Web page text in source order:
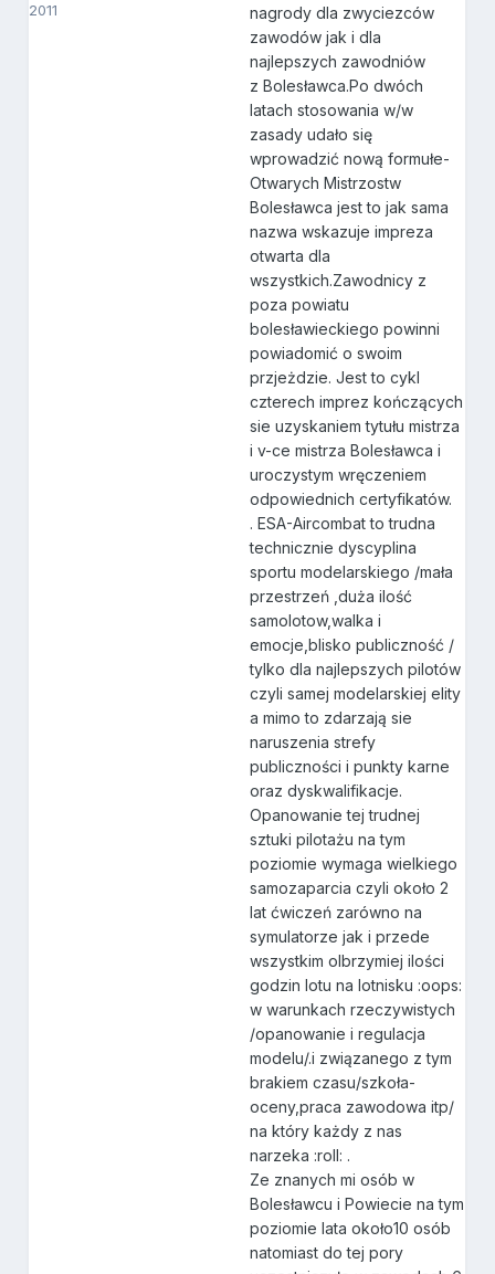
2011
nagrody dla zwyciezców
zawodów jak i dla
najlepszych zawodniów
z Bolesławca.Po dwóch
latach stosowania w/w
zasady udało się
wprowadzić nową formułe-
Otwarych Mistrzostw
Bolesławca jest to jak sama
nazwa wskazuje impreza
otwarta dla
wszystkich.Zawodnicy z
poza powiatu
bolesławieckiego powinni
powiadomić o swoim
przjeżdzie. Jest to cykl
czterech imprez kończących
sie uzyskaniem tytułu mistrza
i v-ce mistrza Bolesławca i
uroczystym wręczeniem
odpowiednich certyfikatów.
. ESA-Aircombat to trudna
technicznie dyscyplina
sportu modelarskiego /mała
przestrzeń ,duża ilość
samolotow,walka i
emocje,blisko publiczność /
tylko dla najlepszych pilotów
czyli samej modelarskiej elity
a mimo to zdarzają sie
naruszenia strefy
publiczności i punkty karne
oraz dyskwalifikacje.
Opanowanie tej trudnej
sztuki pilotażu na tym
poziomie wymaga wielkiego
samozaparcia czyli około 2
lat ćwiczeń zarówno na
symulatorze jak i przede
wszystkim olbrzymiej ilości
godzin lotu na lotnisku :oops:
w warunkach rzeczywistych
/opanowanie i regulacja
modelu/.i związanego z tym
brakiem czasu/szkoła-
oceny,praca zawodowa itp/
na który każdy z nas
narzeka :roll: .
Ze znanych mi osób w
Bolesławcu i Powiecie na tym
poziomie lata około10 osób
natomiast do tej pory